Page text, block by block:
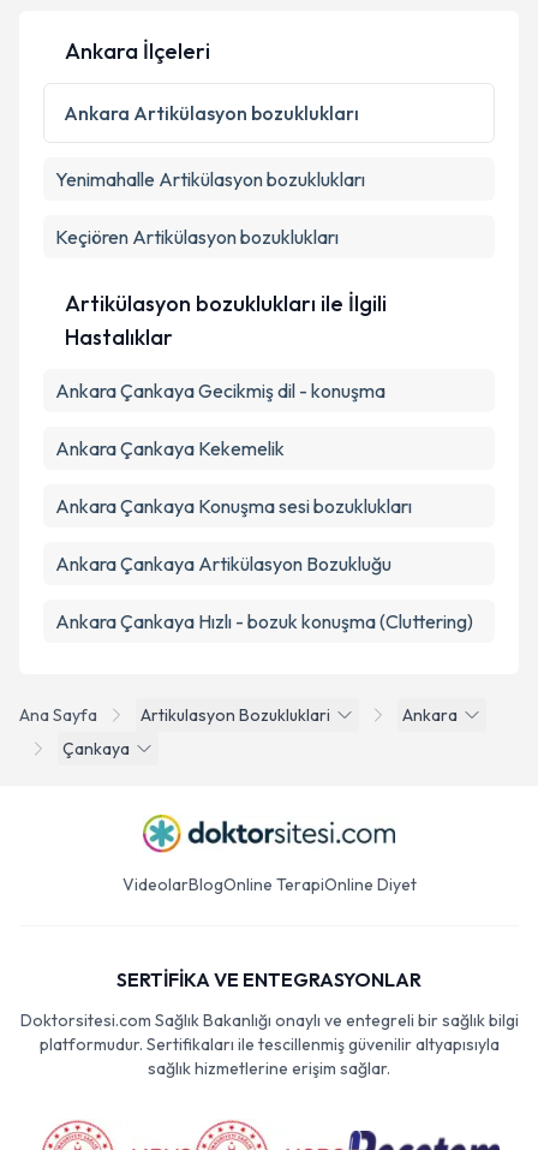
Kişisel verilerimin işlenmesine ilişkin
Metni 'ni okudum ve kişisel verilerimin belirtilen
Takvim Talebini Gönder
Ana Sayfa Artikulasyon Bozukluklari
Ankara
Çankaya
Ankara İlçeleri
Ankara Artikülasyon bozuklukları
Yenimahalle Artikülasyon bozuklukları
Keçiören Artikülasyon bozuklukları
Artikülasyon bozuklukları ile İlgili
Hastalıklar
Ankara Çankaya Gecikmiş dil - konuşma
Ankara Çankaya Kekemelik
Ankara Çankaya Konuşma sesi bozuklukları
Ankara Çankaya Artikülasyon Bozukluğu
Ankara Çankaya Hızlı - bozuk konuşma (Cluttering)
VideolarBlogOnline TerapiOnline Diyet
SERTİFİKA VE ENTEGRASYONLAR
Doktorsitesi.com Sağlık Bakanlığı onaylı ve entegreli bir sağlık bilgi
platformudur. Sertifikaları ile tescillenmiş güvenilir altyapısıyla
sağlık hizmetlerine erişim sağlar.